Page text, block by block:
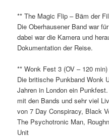
** The Magic Flip – Bäm der
Die Oberhausener Band war
dabei war die Kamera und
Dokumentation der Reise.
** Wonk Fest 3 (OV – 120 min)
Die britische Punkband Wonk
Jahren in London ein
mit den Bands und sehr viel
von 7 Day Conspiracy, Black
The Psychotronic Man,
Unit